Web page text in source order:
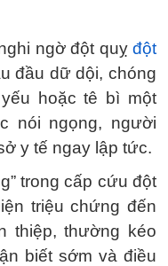
ngờ đột quỵ đột
đầu dữ dội, chóng
hoặc tê bì một
nói ngọng, người
y tế ngay lập tức.
trong cấp cứu đột
triệu chứng đến
thiệp, thường kéo
biết sớm và điều